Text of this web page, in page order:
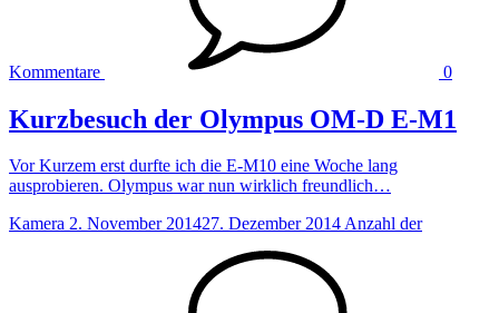
Kommentare 0
Kurzbesuch der Olympus OM-D E-M1
Vor Kurzem erst durfte ich die E-M10 eine Woche lang
ausprobieren. Olympus war nun wirklich freundlich…
Kamera 2. November 201427. Dezember 2014Anzahl der